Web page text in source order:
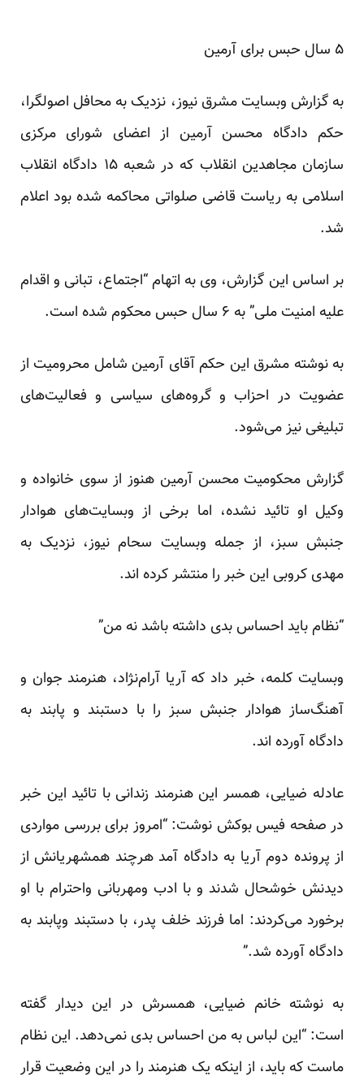
۵ سال حبس برای آرمین
به گزارش وبسایت مشرق نیوز، نزدیک به محافل اصولگرا،
حکم دادگاه محسن آرمین از اعضای شورای مرکزی
سازمان مجاهدین انقلاب که در شعبه ۱۵ دادگاه انقلاب
اسلامی به ریاست قاضی صلواتی محاکمه شده بود اعلام
شد.
بر اساس این گزارش، وی به اتهام “اجتماع، تبانی و اقدام
علیه امنیت ملی” به ۶ سال حبس محکوم شده است.
به نوشته مشرق این حکم آقای آرمین شامل محرومیت از
عضویت در احزاب و گروه‌های سیاسی و فعالیت‌های
تبلیغی نیز می‌شود.
گزارش محکومیت محسن آرمین هنوز از سوی خانواده و
وکیل او تائید نشده، اما برخی از وبسایت‌های هوادار
جنبش سبز، از جمله وبسایت سحام نیوز، نزدیک به
مهدی کروبی این خبر را منتشر کرده اند.
“نظام باید احساس بدی داشته باشد نه من”
وبسایت کلمه، خبر داد که آریا آرام‌نژاد، هنرمند جوان و
آهنگ‌ساز هوادار جنبش سبز را با دستبند و پابند به
دادگاه آورده اند.
عادله ضیایی، همسر این هنرمند زندانی با تائید این خبر
در صفحه فیس بوکش نوشت: “امروز برای بررسی مواردی
از پرونده دوم آریا به دادگاه آمد هرچند همشهریانش از
دیدنش خوشحال شدند و با ادب ومهربانی واحترام با او
برخورد می‌کردند: اما فرزند خلف پدر، با دستبند وپابند به
دادگاه آورده شد.”
به نوشته خانم ضیایی، همسرش در این دیدار گفته
است: “این لباس به من احساس بدی نمی‌دهد. این نظام
ماست که باید، از اینکه یک هنرمند را در این وضعیت قرار